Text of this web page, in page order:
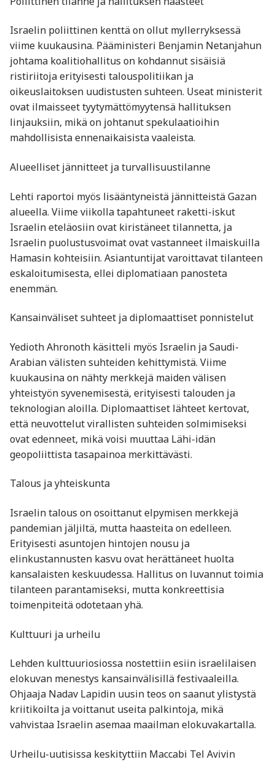
Israelin poliittinen kenttä on ollut myllerryksessä
viime kuukausina. Pääministeri Benjamin Netanjahun
johtama koalitiohallitus on kohdannut sisäisiä
ristiriitoja erityisesti talouspolitiikan ja
oikeuslaitoksen uudistusten suhteen. Useat ministerit
ovat ilmaisseet tyytymättömyytensä hallituksen
linjauksiin, mikä on johtanut spekulaatioihin
mahdollisista ennenaikaisista vaaleista.
Alueelliset jännitteet ja turvallisuustilanne
Lehti raportoi myös lisääntyneistä jännitteistä Gazan
alueella. Viime viikolla tapahtuneet raketti-iskut
Israelin eteläosiin ovat kiristäneet tilannetta, ja
Israelin puolustusvoimat ovat vastanneet ilmaiskuilla
Hamasin kohteisiin. Asiantuntijat varoittavat tilanteen
eskaloitumisesta, ellei diplomatiaan panosteta
enemmän.
Kansainväliset suhteet ja diplomaattiset ponnistelut
Yedioth Ahronoth käsitteli myös Israelin ja Saudi-
Arabian välisten suhteiden kehittymistä. Viime
kuukausina on nähty merkkejä maiden välisen
yhteistyön syvenemisestä, erityisesti talouden ja
teknologian aloilla. Diplomaattiset lähteet kertovat,
että neuvottelut virallisten suhteiden solmimiseksi
ovat edenneet, mikä voisi muuttaa Lähi-idän
geopoliittista tasapainoa merkittävästi.
Talous ja yhteiskunta
Israelin talous on osoittanut elpymisen merkkejä
pandemian jäljiltä, mutta haasteita on edelleen.
Erityisesti asuntojen hintojen nousu ja
elinkustannusten kasvu ovat herättäneet huolta
kansalaisten keskuudessa. Hallitus on luvannut toimia
tilanteen parantamiseksi, mutta konkreettisia
toimenpiteitä odotetaan yhä.
Kulttuuri ja urheilu
Lehden kulttuuriosiossa nostettiin esiin israelilaisen
elokuvan menestys kansainvälisillä festivaaleilla.
Ohjaaja Nadav Lapidin uusin teos on saanut ylistystä
kriitikoilta ja voittanut useita palkintoja, mikä
vahvistaa Israelin asemaa maailman elokuvakartalla.
Urheilu-uutisissa keskityttiin Maccabi Tel Avivin